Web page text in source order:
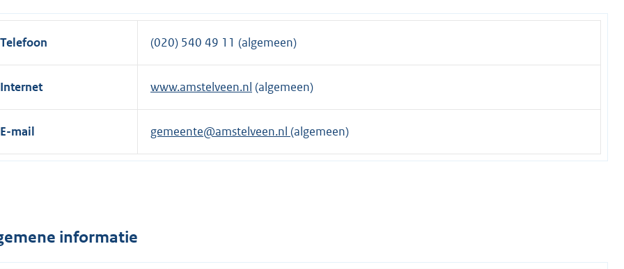
Telefoon (020) 540 49 11 (algemeen)
Internet www.amstelveen.nl (algemeen)
E-mail gemeente@amstelveen.nl (algemeen)
informatie